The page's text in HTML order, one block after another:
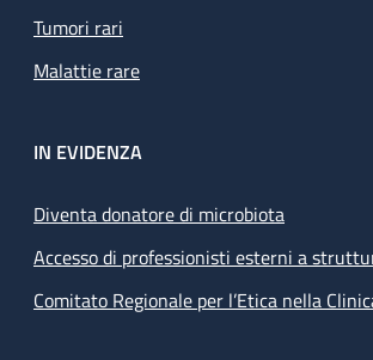
Tumori rari
Malattie rare
IN EVIDENZA
Diventa donatore di microbiota
Accesso di professionisti esterni a
Comitato Regionale per l’Etica nella